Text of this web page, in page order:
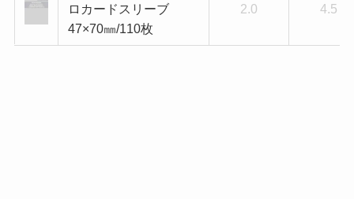
ロカードスリーブ
47×70㎜/110枚
2.0 4.5